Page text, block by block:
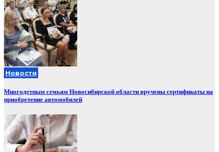
Новости
Многодетным семьям Новосибирской области вручены сертификаты на
приобретение автомобилей